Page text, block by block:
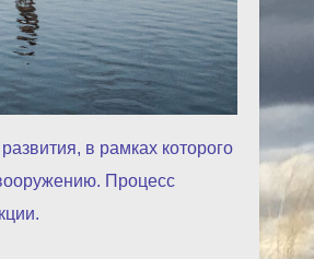
в рамках которого
Процесс